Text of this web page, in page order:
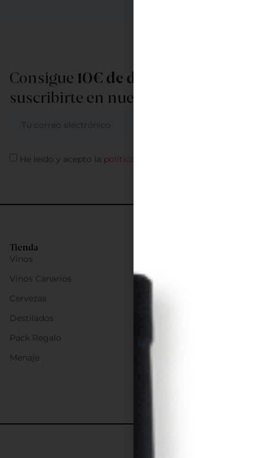
Tienda
Vinos
Vinos Canarios
Cervezas
Destilados
Pack Regalo
Menaje
Consigue 10€ de descuento
suscribirte en nuestra newsletter
He leído y acepto la política de privacidad